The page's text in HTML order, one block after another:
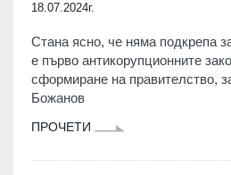
18.07.2024г.
Стана ясно, че няма подкрепа
е първо антикорупционните
сформиране на правителство,
Божанов
ПРОЧЕТИ